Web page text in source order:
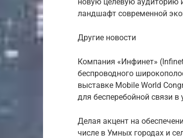
ландшафт современной
Другие новости
Компания «Инфинет»
беспроводного
выставке Mobile World
для бесперебойной связи в
Делая акцент на
числе в Умных городах и